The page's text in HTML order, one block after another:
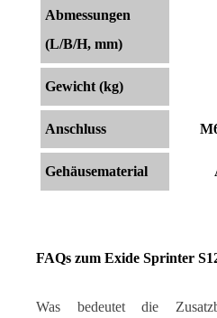
Abmessungen
(L/B/H, mm)
Gewicht (kg)
Anschluss
Gehäusematerial
FAQs zum Exide Sprinter
Was bedeutet die